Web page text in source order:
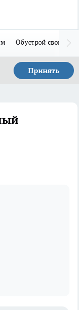
Обустрой свой дом
Принять